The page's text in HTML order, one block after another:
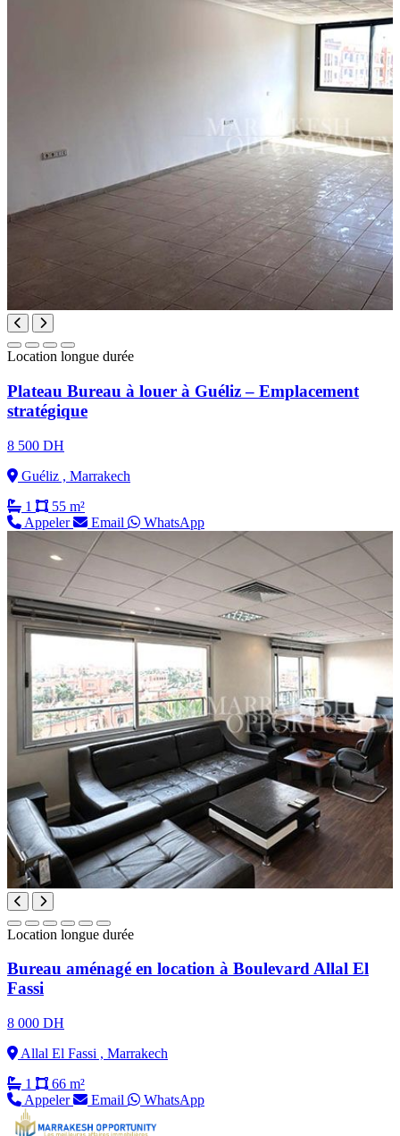
Location longue durée
Plateau Bureau à louer à Guéliz – Emplacement
stratégique
8 500 DH
Guéliz , Marrakech
1
55 m²
Appeler
Email WhatsApp
Location longue durée
Bureau aménagé en location à Boulevard Allal El
Fassi
8 000 DH
Allal El Fassi , Marrakech
1
66 m²
Appeler
Email WhatsApp